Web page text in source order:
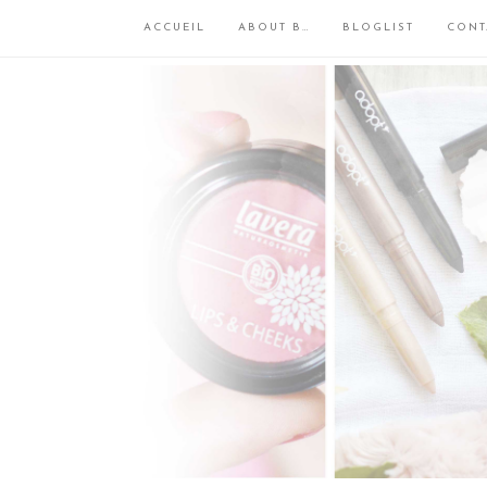
ACCUEIL ABOUT B… BLOGLIST